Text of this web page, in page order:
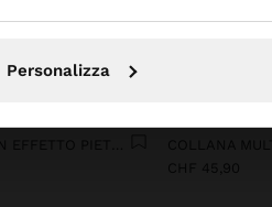
Personalizza
CHF 45,90